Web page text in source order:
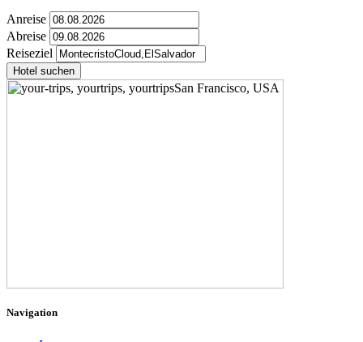
Anreise
Abreise
Reiseziel
Hotel suchen
Navigation